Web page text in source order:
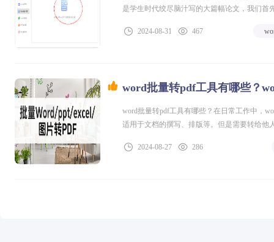
是学生时代绞尽脑汁写的大篇幅论文，我们首
你转成PDF格式。因为Word文件在不同电脑
2024-08-31 467
word批量转pdf工具有哪些？
word批量转pdf工具有哪些？在日常工作中，
适用于文档的撰写、排版等。但是需要转给他
仅效率低下还容易出现遗漏的问题。PDF批量
2024-08-27 286